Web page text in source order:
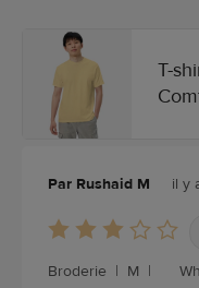
T-
Par Rushaid M il y
Broderie | M |